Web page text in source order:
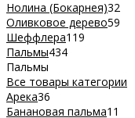
Нолина (Бокарнея)32
Оливковое дерево59
Шеффлера119
Пальмы434
Пальмы
Все товары категории
Арека36
Банановая пальма11